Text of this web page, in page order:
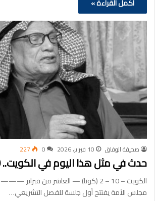
أكمل القراءة »
صحيفة الوفاق 10 فبراير، 2026 0
227
حدث في مثل هذا اليوم في الكويت.. 10 فبراير
مجلس الأمة يفتتح أول جلسة للفصل التشريعي…